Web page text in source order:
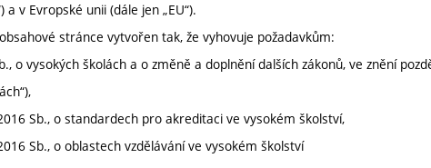
a v Evropské unii (dále jen „EU“).
stránce vytvořen tak, že vyhovuje požadavkům:
o vysokých školách a o změně a doplnění dalších zákonů, ve znění
Sb., o standardech pro akreditaci ve vysokém školství,
Sb., o oblastech vzdělávání ve vysokém školství